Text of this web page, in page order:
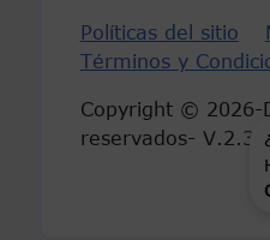
Políticas del sitio
Términos y
Copyright © 2026-
reservados- V.2.3